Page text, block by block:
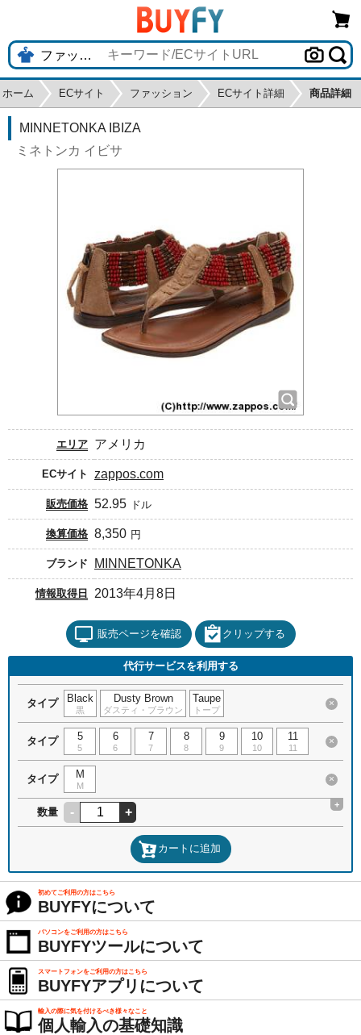
ホーム ECサイト ファッション ECサイト詳細 商品詳細
MINNETONKA IBIZA
ミネトンカ イビサ
エリア アメリカ
ECサイト zappos.com
販売価格 52.95 ドル
換算価格 8,350 円
ブランド MINNETONKA
情報取得日 2013年4月8日
販売ページを確認 クリップする
代行サービスを利用する
タイプ Black
黒
Dusty Brown
ダスティ・ブラウン
Taupe
トープ
×
タイプ 5
5
6
6
7
7
8
8
9
9
10
10
11
11
×
タイプ M
M
×
数量 - +
+
カートに追加
初めてご利用の方はこちら
BUYFYについて
パソコンをご利用の方はこちら
BUYFYツールについて
スマートフォンをご利用の方はこちら
BUYFYアプリについて
輸入の際に気を付けるべき様々なこと
個人輸入の基礎知識